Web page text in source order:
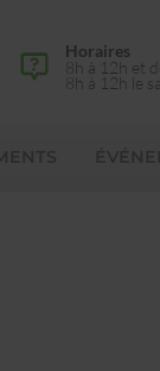
Horaires
8h à 12h et
8h à 12h le